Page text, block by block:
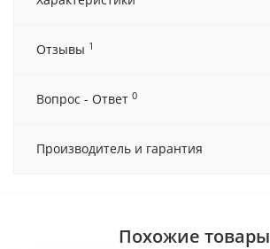
Отзывы 1
Вопрос - Ответ 0
Производитель и гарантия
Похожие товары